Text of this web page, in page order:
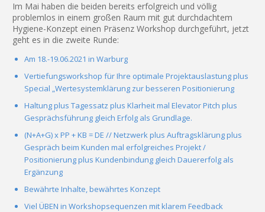
Im Mai haben die beiden bereits erfolgreich und völlig
problemlos in einem großen Raum mit gut durchdachtem
Hygiene-Konzept einen Präsenz Workshop durchgeführt, jetzt
geht es in die zweite Runde:
Am 18.-19.06.2021 in Warburg
Vertiefungsworkshop für Ihre optimale Projektauslastung plus
Special „Wertesystemklärung zur besseren Positionierung
Haltung plus Tagessatz plus Klarheit mal Elevator Pitch plus
Gesprächsführung gleich Erfolg als Grundlage.
(N+A+G) x PP + KB = DE // Netzwerk plus Auftragsklärung plus
Gespräch beim Kunden mal erfolgreiches Projekt /
Positionierung plus Kundenbindung gleich Dauererfolg als
Ergänzung
Bewährte Inhalte, bewährtes Konzept
Viel ÜBEN in Workshopsequenzen mit klarem Feedback